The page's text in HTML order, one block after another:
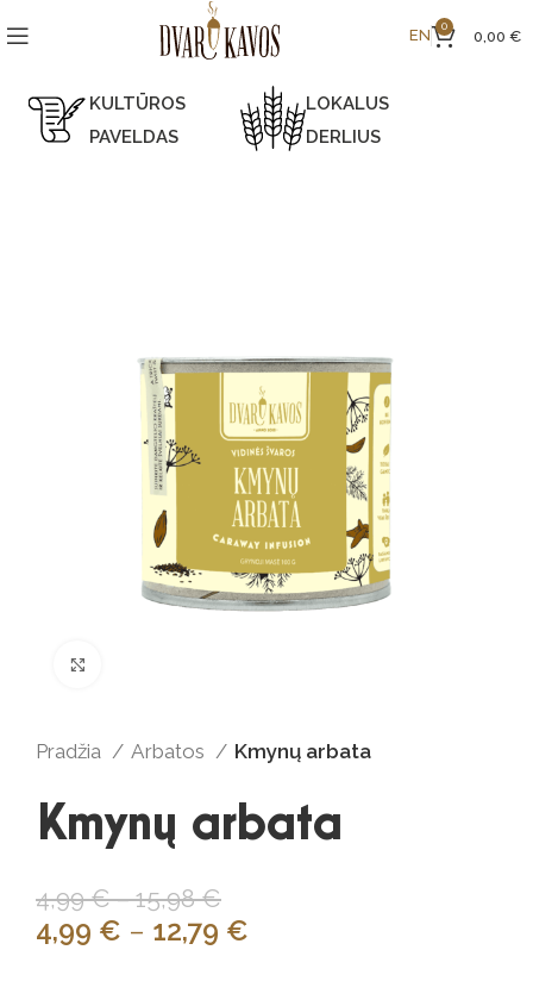
EN 0
0,00 €
KULTŪROS
PAVELDAS
LOKALUS
DERLIUS
Pradžia Arbatos Kmynų arbata
Kmynų arbata
4,99€ – 15,98€
4,99 € – 12,79 €